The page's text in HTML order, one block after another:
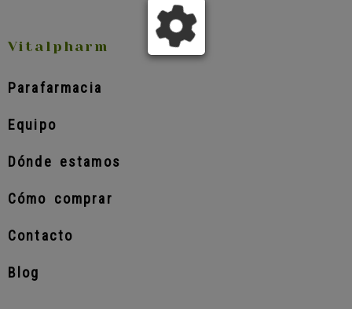
Vitalpharm
Parafarmacia
Equipo
Dónde estamos
Cómo comprar
Contacto
Blog